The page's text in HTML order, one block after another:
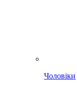
Чоловіки